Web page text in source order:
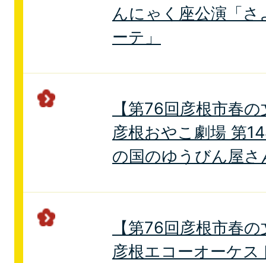
んにゃく座公演「
ーテ」
【第76回彦根市春
彦根おやこ劇場 第
の国のゆうびん屋さ
【第76回彦根市春
彦根エコーオーケ